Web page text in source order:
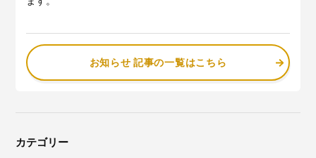
お知らせ 記事の一覧はこちら
カテゴリー